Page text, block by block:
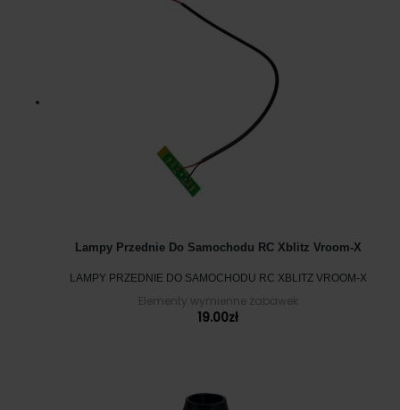
Lampy Przednie Do Samochodu RC Xblitz Vroom-X
LAMPY PRZEDNIE DO SAMOCHODU RC XBLITZ VROOM-X
Elementy wymienne zabawek
19.00zł